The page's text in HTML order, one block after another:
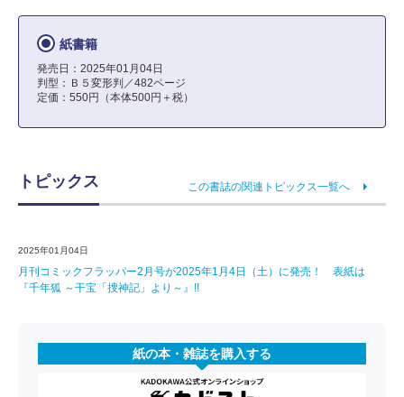
紙書籍
発売日：2025年01月04日
判型：Ｂ５変形判／482ページ
定価：550円（本体500円＋税）
トピックス この書誌の関連トピックス一覧へ
2025年01月04日
月刊コミックフラッパー2月号が2025年1月4日（土）に発売！ 表紙は
『千年狐 ～干宝「捜神記」より～』!!
紙の本・雑誌を購入する